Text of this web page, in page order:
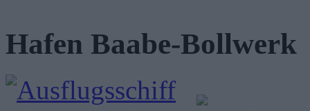
Hafen Baabe-Bollwerk